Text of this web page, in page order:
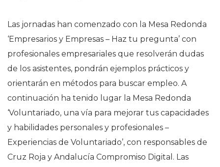
Las jornadas han comenzado con la Mesa Redonda
‘Empresarios y Empresas – Haz tu pregunta’ con
profesionales empresariales que resolverán dudas
de los asistentes, pondrán ejemplos prácticos y
orientarán en métodos para buscar empleo. A
continuación ha tenido lugar la Mesa Redonda
‘Voluntariado, una vía para mejorar tus capacidades
y habilidades personales y profesionales –
Experiencias de Voluntariado’, con responsables de
Cruz Roja y Andalucía Compromiso Digital. Las